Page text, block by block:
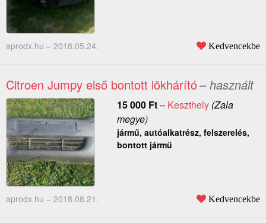
aprodx.hu – 2018.05.24. Kedvencekbe
Citroen Jumpy első bontott lökhárító– használt
15 000 Ft– Keszthely(Zala
megye)
jármű, autóalkatrész, felszerelés,
bontott jármű
aprodx.hu – 2018.08.21. Kedvencekbe